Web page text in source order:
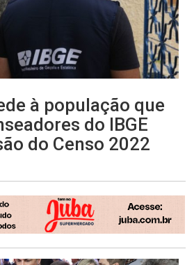
à população que
do IBGE
do Censo 2022